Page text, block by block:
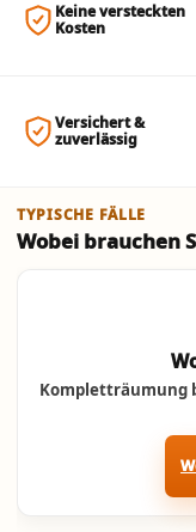
Keine versteckten
Kosten
Versichert &
zuverlässig
TYPISCHE FÄLLE
Wobei brauchen
Kompletträumung